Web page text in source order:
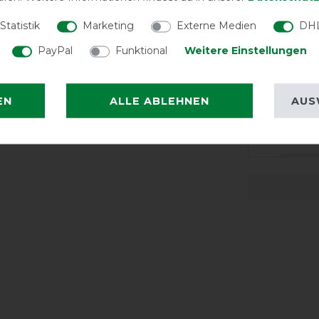
LATEST
Alles
Statistik Marketing Externe Medien
PayPal
Funktional Weitere Einstellungen
ALLE ABLEHNEN